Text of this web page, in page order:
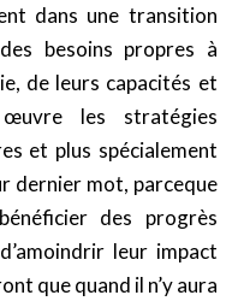
dans une transition
besoins propres à
de leurs capacités et
les stratégies
et plus spécialement
dernier mot, parceque
des progrès
leur impact
que quand il n’y aura